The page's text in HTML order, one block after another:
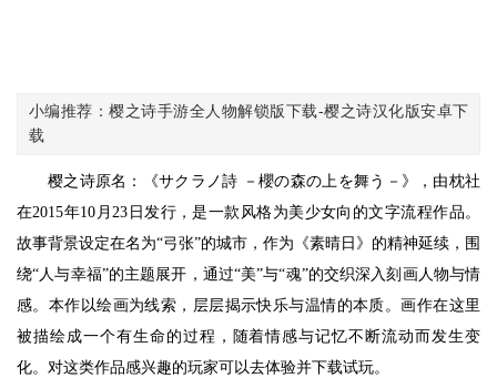
小编推荐：樱之诗手游全人物解锁版下载-樱之诗汉化版安卓下
载
樱之诗原名：《サクラノ詩 －櫻の森の上を舞う－》，由枕社
在2015年10月23日发行，是一款风格为美少女向的文字流程作品。
故事背景设定在名为“弓张”的城市，作为《素晴日》的精神延续，围
绕“人与幸福”的主题展开，通过“美”与“魂”的交织深入刻画人物与情
感。本作以绘画为线索，层层揭示快乐与温情的本质。画作在这里
被描绘成一个有生命的过程，随着情感与记忆不断流动而发生变
化。对这类作品感兴趣的玩家可以去体验并下载试玩。